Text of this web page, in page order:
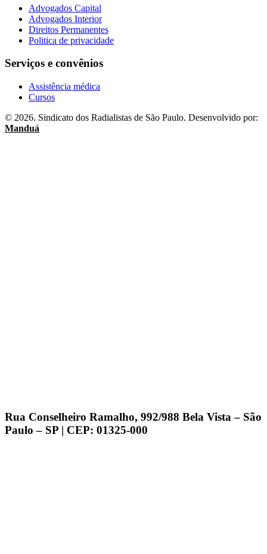
Advogados Capital
Advogados Interior
Direitos Permanentes
Politica de privacidade
Serviços e convênios
Assistência médica
Cursos
© 2026. Sindicato dos Radialistas de São Paulo. Desenvolvido por:
Manduá
Rua Conselheiro Ramalho, 992/988 Bela Vista – São
Paulo – SP | CEP: 01325-000